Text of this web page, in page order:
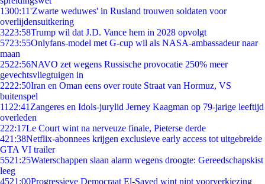
1300:11'Zwarte weduwes' in Rusland trouwen soldaten voor
overlijdensuitkering
3223:58Trump wil dat J.D. Vance hem in 2028 opvolgt
5723:55Onlyfans-model met G-cup wil als NASA-ambassadeur naar
maan
2522:56NAVO zet wegens Russische provocatie 250% meer
gevechtsvliegtuigen in
2222:50Iran en Oman eens over route Straat van Hormuz, VS
buitenspel
11 22:41 Zangeres en Idols-jurylid Jerney Kaagman op 79-jarige leeftijd
overleden
222:17Le Court wint na nerveuze finale, Pieterse derde
421:38Netflix-abonnees krijgen exclusieve early access tot uitgebreide
GTA VI trailer
5521:25Waterschappen slaan alarm wegens droogte: Gereedschapskist
leeg
4521:00Progressieve Democraat El-Sayed wint nipt voorverkiezing